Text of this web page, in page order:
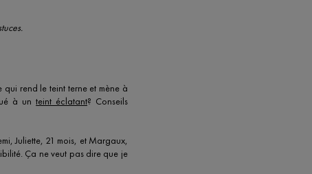
rend le teint terne et mène à
à unteint éclatant? Conseils
Juliette, 21 mois, et Margaux,
Ça ne veut pas dire que je